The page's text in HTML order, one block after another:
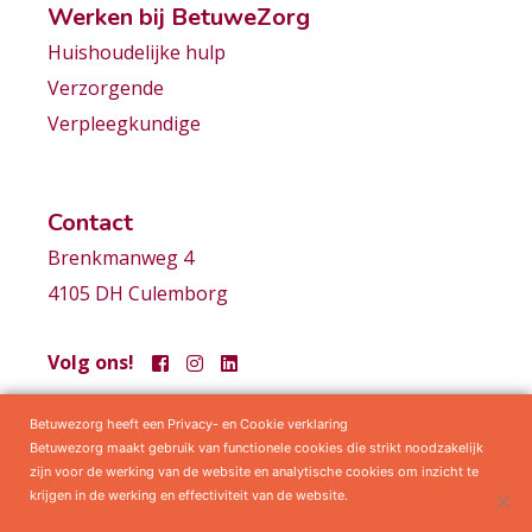
Werken bij BetuweZorg
Huishoudelijke hulp
Verzorgende
Verpleegkundige
Contact
Brenkmanweg 4
4105 DH Culemborg
Volg ons!
Samenwerkingen Privacy statement Algemene voorwaarden
Betuwezorg heeft een Privacy- en Cookie verklaring
Betuwezorg maakt gebruik van functionele cookies die strikt noodzakelijk
zijn voor de werking van de website en analytische cookies om inzicht te
krijgen in de werking en effectiviteit van de website.